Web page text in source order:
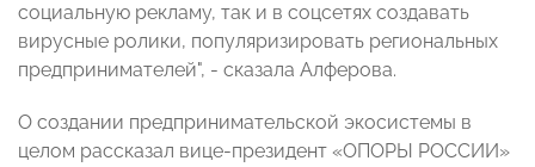
социальную рекламу, так и в соцсетях создавать
вирусные ролики, популяризировать региональных
предпринимателей", - сказала Алферова.
О создании предпринимательской экосистемы в
целом рассказал вице-президент «ОПОРЫ РОССИИ»